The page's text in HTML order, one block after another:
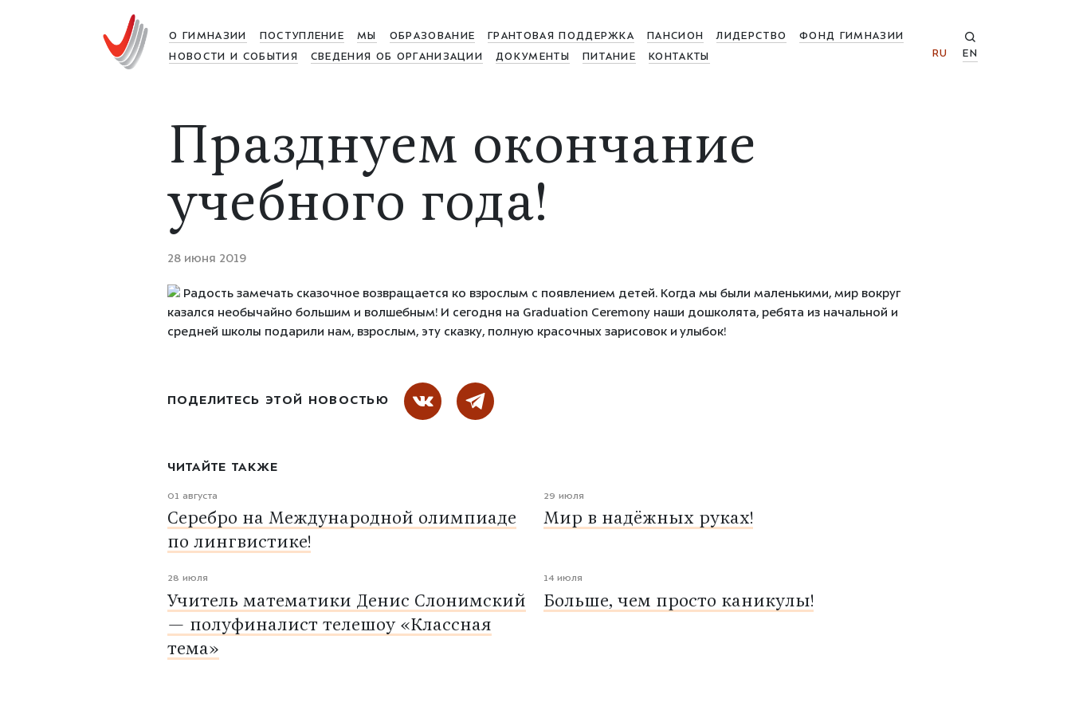
О ГИМНАЗИИ ПОСТУПЛЕНИЕ МЫ ОБРАЗОВАНИЕ ГРАНТОВАЯ ПОДДЕРЖКА ПАНСИОН ЛИДЕРСТВО
ФОНД ГИМНАЗИИ
НОВОСТИ И СОБЫТИЯ
СВЕДЕНИЯ ОБ ОРГАНИЗАЦИИ ДОКУМЕНТЫ ПИТАНИЕ КОНТАКТЫ RU EN
Празднуем окончание
учебного года!
28 июня 2019
Радость замечать сказочное возвращается ко взрослым с появлением детей. Когда мы были маленькими, мир вокруг
казался необычайно большим и волшебным! И сегодня на Graduation Ceremony наши дошколята, ребята из начальной и
средней школы подарили нам, взрослым, эту сказку, полную красочных зарисовок и улыбок!
ПОДЕЛИТЕСЬ ЭТОЙ НОВОСТЬЮ
ЧИТАЙТЕ ТАКЖЕ
01 августа
Серебро на Международной олимпиаде
по лингвистике!
29 июля
Мир в надёжных руках!
28 июля
Учитель математики Денис Слонимский
— полуфиналист телешоу «Классная
тема»
14 июля
Больше, чем просто каникулы!